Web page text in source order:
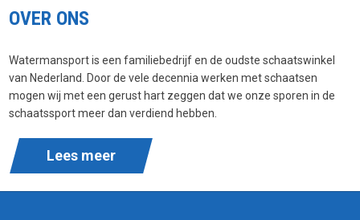
OVER ONS
Watermansport is een familiebedrijf en de oudste schaatswinkel
van Nederland. Door de vele decennia werken met schaatsen
mogen wij met een gerust hart zeggen dat we onze sporen in de
schaatssport meer dan verdiend hebben.
Lees meer